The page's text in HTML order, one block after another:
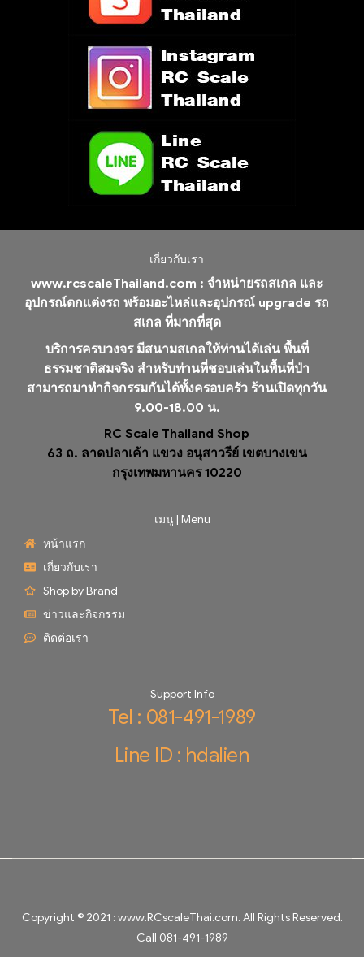
เกี่ยวกับเรา
www.rcscaleThailand.com : จำหน่ายรถสเกล และ
อุปกรณ์ตกแต่งรถ พร้อมอะไหล่และอุปกรณ์ upgrade รถ
สเกล ที่มากที่สุด
บริการครบวงจร มีสนามสเกลให้ท่านได้เล่น พื้นที่
ธรรมชาติสมจริง สำหรับท่านที่ชอบเล่นในพื้นที่ป่า
สามารถมาทำกิจกรรมกันได้ทั้งครอบครัว ร้านเปิดทุกวัน
9.00-18.00 น.
RC Scale Thailand Shop
63 ถ. ลาดปลาเค้า แขวง อนุสาวรีย์ เขตบางเขน
กรุงเทพมหานคร 10220
เมนู | Menu
หน้าแรก
เกี่ยวกับเรา
Shop by Brand
ข่าวและกิจกรรม
ติดต่อเรา
Support Info
Tel : 081-491-1989
Line ID : hdalien
Copyright © 2021 : www.RCscaleThai.com. All Rights Reserved.
Call 081-491-1989